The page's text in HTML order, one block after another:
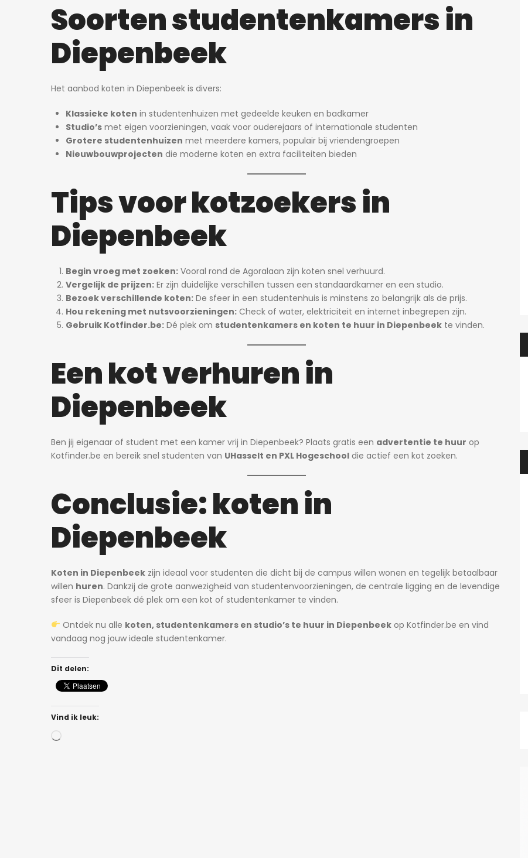
Soorten studentenkamers in
Diepenbeek
Het aanbod koten in Diepenbeek is divers:
Klassieke koten in studentenhuizen met gedeelde keuken en badkamer
Studio’s met eigen voorzieningen, vaak voor ouderejaars of internationale studenten
Grotere studentenhuizen met meerdere kamers, populair bij vriendengroepen
Nieuwbouwprojecten die moderne koten en extra faciliteiten bieden
Tips voor kotzoekers in
Diepenbeek
Begin vroeg met zoeken: Vooral rond de Agoralaan zijn koten snel verhuurd.
Vergelijk de prijzen: Er zijn duidelijke verschillen tussen een standaardkamer en een studio.
Bezoek verschillende koten: De sfeer in een studentenhuis is minstens zo belangrijk als de prijs.
Hou rekening met nutsvoorzieningen: Check of water, elektriciteit en internet inbegrepen zijn.
Gebruik Kotfinder.be: Dé plek om studentenkamers en koten te huur in Diepenbeek te vinden.
Een kot verhuren in
Diepenbeek
Ben jij eigenaar of student met een kamer vrij in Diepenbeek? Plaats gratis een advertentie te huur op
Kotfinder.be en bereik snel studenten van UHasselt en PXL Hogeschool die actief een kot zoeken.
Conclusie: koten in
Diepenbeek
Koten in Diepenbeek zijn ideaal voor studenten die dicht bij de campus willen wonen en tegelijk betaalbaar
willen huren. Dankzij de grote aanwezigheid van studentenvoorzieningen, de centrale ligging en de levendige
sfeer is Diepenbeek dé plek om een kot of studentenkamer te vinden.
Ontdek nu alle koten, studentenkamers en studio’s te huur in Diepenbeekop Kotfinder.be en vind
vandaag nog jouw ideale studentenkamer.
Dit delen:
Vind ik leuk: